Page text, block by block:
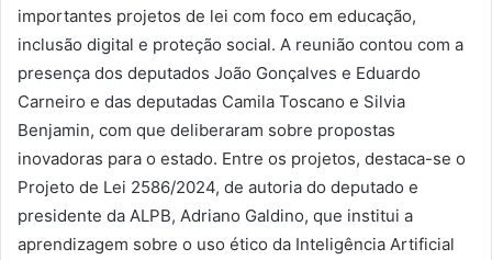
importantes projetos de lei com foco em educação,
inclusão digital e proteção social. A reunião contou com a
presença dos deputados João Gonçalves e Eduardo
Carneiro e das deputadas Camila Toscano e Silvia
Benjamin, com que deliberaram sobre propostas
inovadoras para o estado. Entre os projetos, destaca-se o
Projeto de Lei 2586/2024, de autoria do deputado e
presidente da ALPB, Adriano Galdino, que institui a
aprendizagem sobre o uso ético da Inteligência Artificial